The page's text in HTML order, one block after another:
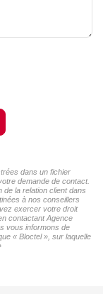
dans un fichier
demande de contact.
la relation client dans
à nos conseillers
exercer votre droit
contactant Agence
vous informons de
« Bloctel », sur laquelle